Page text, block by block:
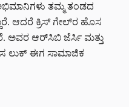
ತಮ್ಮ ತಂಡದ
ಆದರೆ ಕ್ರಿಸ್ ಗೇಲ್‌ರ ಹೊಸ
ಅವರ ಆರ್‌ಸಿಬಿ ಜೆರ್ಸಿ ಮತ್ತು
ಲುಕ್ ಈಗ ಸಾಮಾಜಿಕ